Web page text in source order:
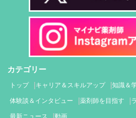
カテゴリー
トップ キャリア＆スキルアップ 知識＆
体験談＆インタビュー 薬剤師を目指す
最新ニュース 動画